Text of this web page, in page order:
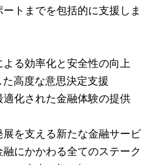
トまでを包括的に支援しま
よる効率化と安全性の向上
た高度な意思決定支援
適化された金融体験の提供
を支える新たな金融サービ
にかかわる全てのステーク